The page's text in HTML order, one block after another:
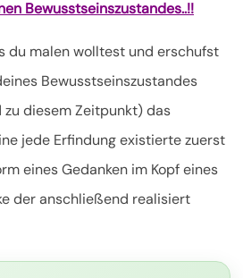
Bewusstseinszustandes..!!
du malen wolltest und erschufst
Bewusstseinszustandes
diesem Zeitpunkt) das
jede Erfindung existierte zuerst
eines Gedanken im Kopf eines
der anschließend realisiert